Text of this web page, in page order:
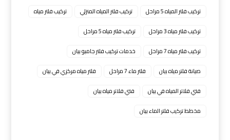
تركيب فلتر المياه 5 مراحل
تركيب فلتر المياه المنزلي
تركيب فلتر مياه
تركيب فلتر مياه 3 مراحل
تركيب فلتر مياه 5 مراحل
تركيب فلتر مياه 7 مراحل
خدمات تركيب فلتر جامبو بيان
ﺻﻳﺎﻧﺔ ﻓﻠﺗﺮ ﻣﻳﺎه ﺑﻳﺎن
فلتر ماء 7 مراحل
فلتر مياه مركزي في بيان
فني فلاتر المياه في بيان
فني فلاتر مياه بيان
ﻣﺧطط ﺗﺮﻛﻳب ﻓﻠﺗﺮ اﻟﻣﺎء بيان